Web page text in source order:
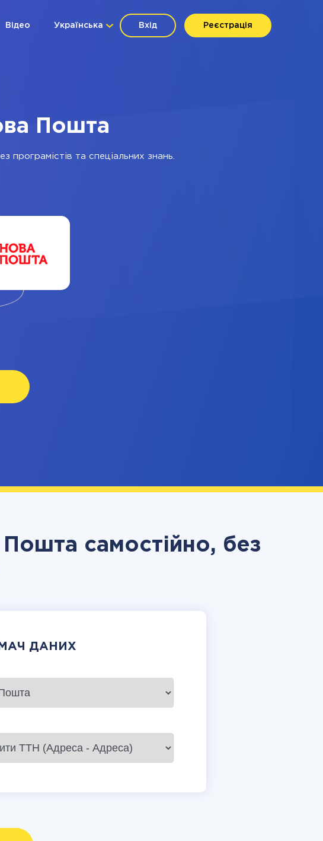
Вхід Реєстрація
Українська
Відео
Пошта
програмістів та спеціальних знань.
Пошта самостійно, без
ДАНИХ